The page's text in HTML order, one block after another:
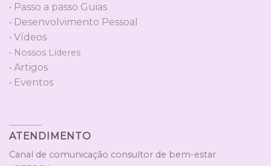
• Passo a passo Guias
• Desenvolvimento Pessoal
• Vídeos
• Nossos Líderes
• Artigos
• Eventos
ATENDIMENTO
Canal de comunicação consultor de bem-estar